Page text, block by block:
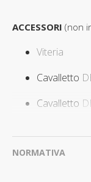
ACCESSORI (non
Viteria
Cavalletto
Cavalletto
NORMATIVA